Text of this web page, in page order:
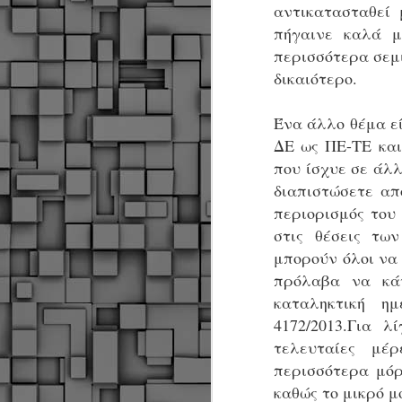
πήγαινε καλά
περισσότερα
δικαιότερο.
Ένα άλλο θέμα
ΔΕ ως ΠΕ-ΤΕ και
που ίσχυε σε
διαπιστώσετε
περιορισμός
στις θέσεις
μπορούν όλοι
πρόλαβα να
καταληκτική
4172/2013.Για
τελευταίες
περισσότερα
καθώς το μικρό